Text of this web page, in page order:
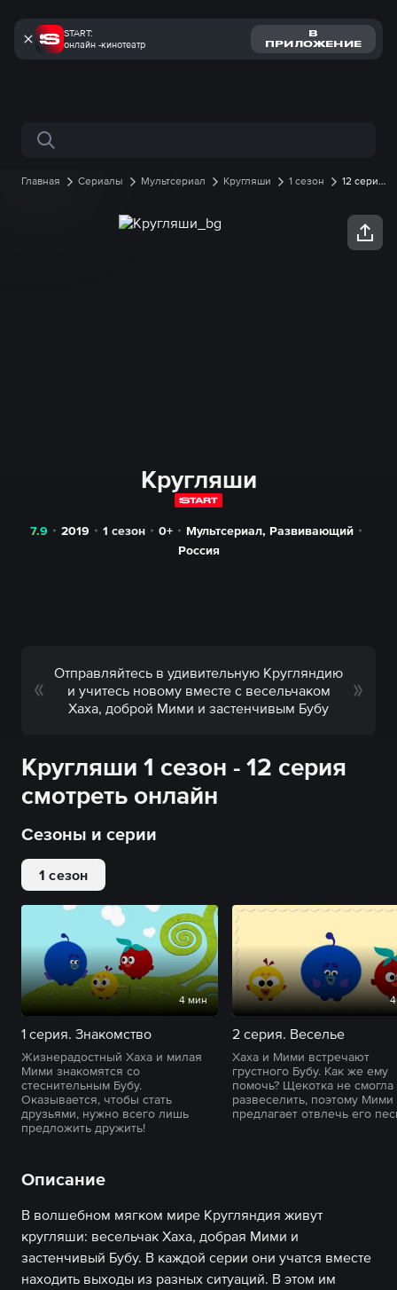
START:
онлайн -кинотеатр
В
ПРИЛОЖЕНИЕ
Поиск по сайту
Главная Сериалы Мультсериал Кругляши 1 сезон
12 серия
Кругляши
7.9 2019 1 сезон 0+ Мультсериал, Развивающий
Россия
Отправляйтесь в удивительную Кругляндию
и учитесь новому вместе с весельчаком
Хаха, доброй Мими и застенчивым Бубу
Кругляши 1 сезон - 12 серия
смотреть онлайн
Сезоны и серии
1 сезон
4 мин
1 серия. Знакомство
Жизнерадостный Хаха и милая
Мими знакомятся со
стеснительным Бубу.
Оказывается, чтобы стать
друзьями, нужно всего лишь
предложить дружить!
2 серия. Веселье
Хаха и Мими встречают
грустного Бубу. Как же ему
помочь? Щекотка не смогла
развеселить, поэтому Мими
предлагает отвлечь его
Описание
В волшебном мягком мире Кругляндия живут
кругляши: весельчак Хаха, добрая Мими и
застенчивый Бубу. В каждой серии они учатся вместе
находить выходы из разных ситуаций. В этом им